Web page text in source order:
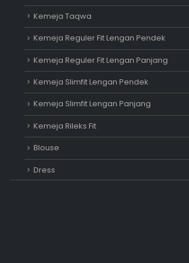
Kemeja Taqwa
Kemeja Reguler Fit Lengan Pendek
Kemeja Reguler Fit Lengan Panjang
Kemeja Slimfit Lengan Pendek
Kemeja Slimfit Lengan Panjang
Kemeja Rileks Fit
Blouse
Dress